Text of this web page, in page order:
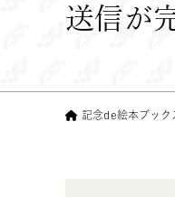
送信が
記念de絵本ブック